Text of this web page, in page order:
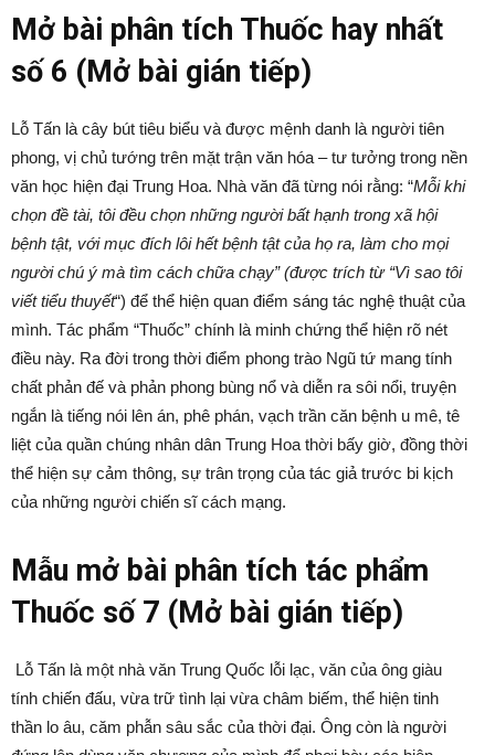
Mở bài phân tích Thuốc hay nhất
số 6 (Mở bài gián tiếp)
Lỗ Tấn là cây bút tiêu biểu và được mệnh danh là người tiên
phong, vị chủ tướng trên mặt trận văn hóa – tư tưởng trong nền
văn học hiện đại Trung Hoa. Nhà văn đã từng nói rằng: “Mỗi khi
chọn đề tài, tôi đều chọn những người bất hạnh trong xã hội
bệnh tật, với mục đích lôi hết bệnh tật của họ ra, làm cho mọi
người chú ý mà tìm cách chữa chạy” (được trích từ “Vì sao tôi
viết tiểu thuyết“) để thể hiện quan điểm sáng tác nghệ thuật của
mình. Tác phẩm “Thuốc” chính là minh chứng thể hiện rõ nét
điều này. Ra đời trong thời điểm phong trào Ngũ tứ mang tính
chất phản đế và phản phong bùng nổ và diễn ra sôi nổi, truyện
ngắn là tiếng nói lên án, phê phán, vạch trần căn bệnh u mê, tê
liệt của quần chúng nhân dân Trung Hoa thời bấy giờ, đồng thời
thể hiện sự cảm thông, sự trân trọng của tác giả trước bi kịch
của những người chiến sĩ cách mạng.
Mẫu mở bài phân tích tác phẩm
Thuốc số 7 (Mở bài gián tiếp)
Lỗ Tấn là một nhà văn Trung Quốc lỗi lạc, văn của ông giàu
tính chiến đấu, vừa trữ tình lại vừa châm biếm, thể hiện tinh
thần lo âu, căm phẫn sâu sắc của thời đại. Ông còn là người